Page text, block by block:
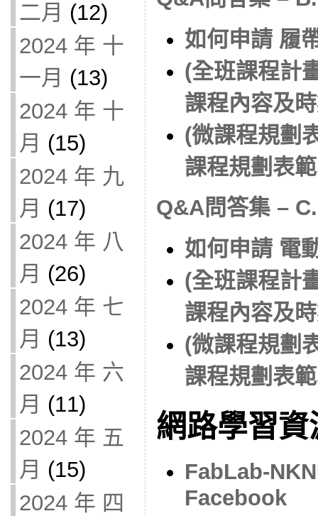
二月 (12)
2024 年 十
一月 (13)
2024 年 十
月 (15)
2024 年 九
月 (17)
2024 年 八
月 (26)
2024 年 七
月 (13)
2024 年 六
月 (11)
2024 年 五
月 (15)
2024 年 四
如何申請 履
(全班課程計
課程內容及
(微課程規劃
課程規劃表
Q&A問答集 –
如何申請 電
(全班課程計
課程內容及
(微課程規劃
課程規劃表
網路學習資
FabLab-
Facebook